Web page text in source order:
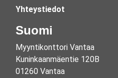
Yhteystiedot
Suomi
Myyntikonttori Vantaa
Kuninkaanmäentie 120B
01260 Vantaa